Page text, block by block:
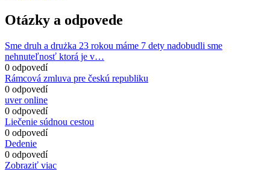
Otázky a odpovede
Sme druh a drużka 23 rokou máme 7 dety nadobudli sme
nehnuteľnosť ktorá je v…
0 odpovedí
Rámcová zmluva pre českú republiku
0 odpovedí
uver online
0 odpovedí
Liečenie súdnou cestou
0 odpovedí
Dedenie
0 odpovedí
Zobraziť viac